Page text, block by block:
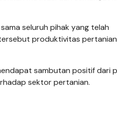
seluruh pihak yang telah
produktivitas
sambutan positif dari
sektor pertanian.